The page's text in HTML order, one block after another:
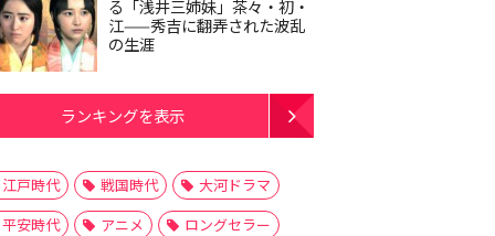
る「浅井三姉妹」茶々・初・
江——秀吉に翻弄された波乱
の生涯
ランキングを表示
江戸時代 戦国時代
大河ドラマ
平安時代
アニメ
ロングセラー